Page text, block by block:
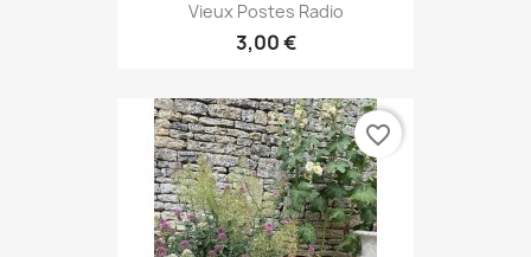
Vieux Postes Radio
3,00 €
favorite_border